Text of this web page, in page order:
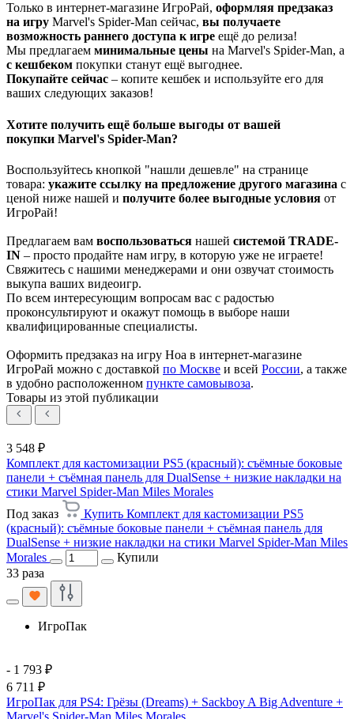
Только в интернет-магазине ИгроРай, оформляя предзаказ
на игру Marvel's Spider-Man сейчас, вы получаете
возможность раннего доступа к игре ещё до релиза!
Мы предлагаем минимальные цены на Marvel's Spider-Man, а
с кешбеком покупки станут ещё выгоднее.
Покупайте сейчас – копите кешбек и используйте его для
ваших следующих заказов!
Хотите получить ещё больше выгоды от вашей
покупки Marvel's Spider-Man?
Воспользуйтесь кнопкой "нашли дешевле" на странице
товара: укажите ссылку на предложение другого магазина с
ценой ниже нашей и получите более выгодные условия от
ИгроРай!
Предлагаем вам воспользоваться нашей системой TRADE-
IN – просто продайте нам игру, в которую уже не играете!
Свяжитесь с нашими менеджерами и они озвучат стоимость
выкупа ваших видеоигр.
По всем интересующим вопросам вас с радостью
проконсультируют и окажут помощь в выборе наши
квалифицированные специалисты.
Оформить предзаказ на игру Hoa в интернет-магазине
ИгроРай можно с доставкой по Москве и всей России, а также
в удобно расположенном пункте самовывоза.
Товары из этой публикации
3 548 ₽
Комплект для кастомизации PS5 (красный): съёмные боковые
панели + съёмная панель для DualSense + низкие накладки на
стики Marvel Spider-Man Miles Morales
Под заказ
Купить Комплект для кастомизации PS5
(красный): съёмные боковые панели + съёмная панель для
DualSense + низкие накладки на стики Marvel Spider-Man Miles
Morales
Купили
33 раза
ИгроПак
- 1 793 ₽
6 711 ₽
ИгроПак для PS4: Грёзы (Dreams) + Sackboy A Big Adventure +
Marvel's Spider-Man Miles Morales